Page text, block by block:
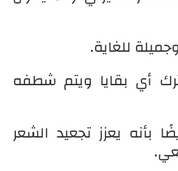
للغاية.
أي بقايا ويتم شطفه
بأنه يعزز تجعيد الشعر